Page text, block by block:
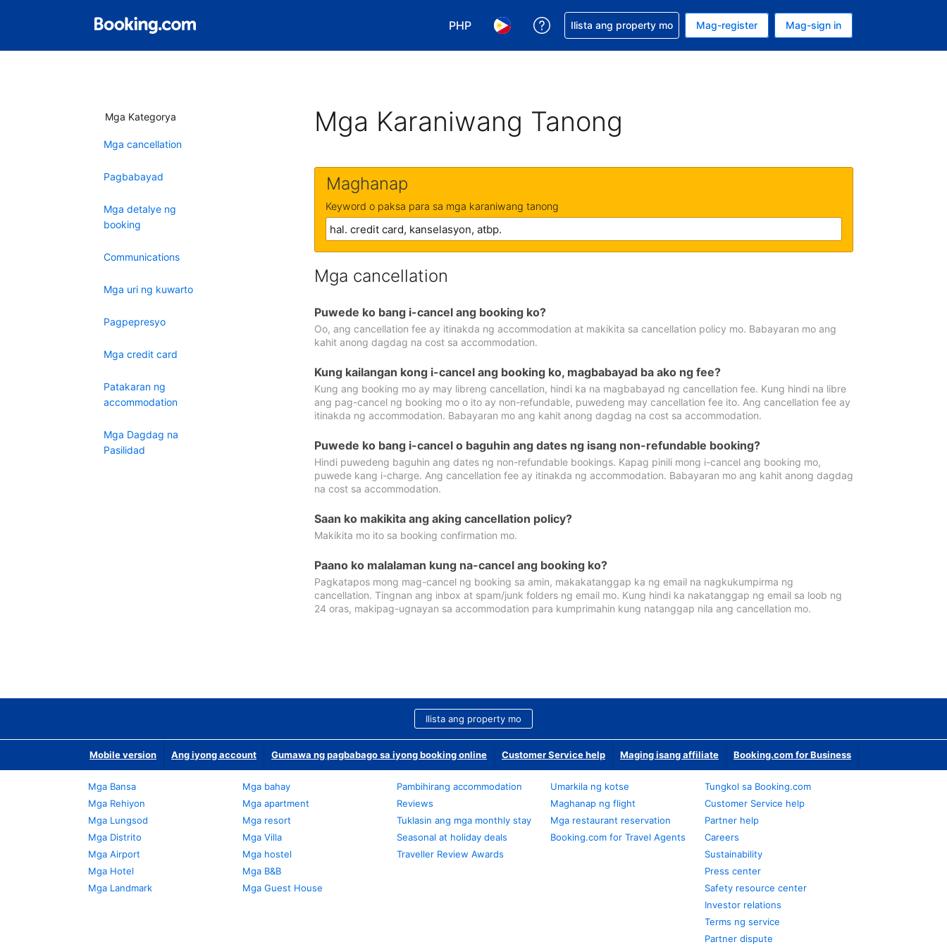
PHP
Pumili ng currency mo. PHP ang currency mo ngayon
Pumili ng wika mo. Filipino ang wika mo ngayon
Makakuha ng tulong sa reservation mo
Ilista ang property mo Mag-register Mag-sign in
Mga Kategorya
Mga cancellation
Pagbabayad
Mga detalye ng
booking
Communications
Mga uri ng kuwarto
Pagpepresyo
Mga credit card
Patakaran ng
accommodation
Mga Dagdag na
Pasilidad
Mga Karaniwang Tanong
Maghanap
Keyword o paksa para sa mga karaniwang tanong
Mga cancellation
Puwede ko bang i-cancel ang booking ko?
Oo, ang cancellation fee ay itinakda ng accommodation at makikita sa cancellation policy mo. Babayaran mo ang
kahit anong dagdag na cost sa accommodation.
Kung kailangan kong i-cancel ang booking ko, magbabayad ba ako ng fee?
Kung ang booking mo ay may libreng cancellation, hindi ka na magbabayad ng cancellation fee. Kung hindi na libre
ang pag-cancel ng booking mo o ito ay non-refundable, puwedeng may cancellation fee ito. Ang cancellation fee ay
itinakda ng accommodation. Babayaran mo ang kahit anong dagdag na cost sa accommodation.
Puwede ko bang i-cancel o baguhin ang dates ng isang non-refundable booking?
Hindi puwedeng baguhin ang dates ng non-refundable bookings. Kapag pinili mong i-cancel ang booking mo,
puwede kang i-charge. Ang cancellation fee ay itinakda ng accommodation. Babayaran mo ang kahit anong dagdag
na cost sa accommodation.
Saan ko makikita ang aking cancellation policy?
Makikita mo ito sa booking confirmation mo.
Paano ko malalaman kung na-cancel ang booking ko?
Pagkatapos mong mag-cancel ng booking sa amin, makakatanggap ka ng email na nagkukumpirma ng
cancellation. Tingnan ang inbox at spam/junk folders ng email mo. Kung hindi ka nakatanggap ng email sa loob ng
24 oras, makipag-ugnayan sa accommodation para kumprimahin kung natanggap nila ang cancellation mo.
Ilista ang property mo
Mobile version Ang iyong account Gumawa ng pagbabago sa iyong booking online Customer Service help Maging isang affiliate Booking.com for Business
Mga Bansa
Mga Rehiyon
Mga Lungsod
Mga Distrito
Mga Airport
Mga Hotel
Mga Landmark
Mga bahay
Mga apartment
Mga resort
Mga Villa
Mga hostel
Mga B&B
Mga Guest House
Pambihirang accommodation
Reviews
Tuklasin ang mga monthly stay
Seasonal at holiday deals
Traveller Review Awards
Umarkila ng kotse
Maghanap ng flight
Mga restaurant reservation
Booking.com for Travel Agents
Tungkol sa Booking.com
Customer Service help
Partner help
Careers
Sustainability
Press center
Safety resource center
Investor relations
Terms ng service
Partner dispute